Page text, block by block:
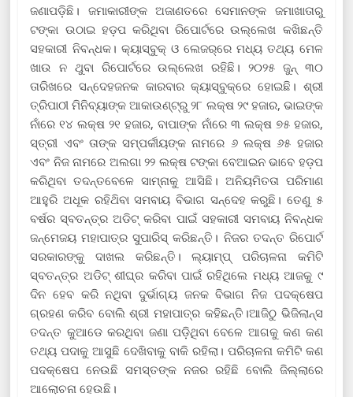
ଜଣାପଡ଼ିଛି। ଜମାକାରୀଙ୍କ ଅଜାଣତରେ ସେମାନଙ୍କ ଜମାଖାତାରୁ
ଟଙ୍କା ଉଠାଇ ହଡ଼ପ କରିଥିବା ରିପୋର୍ଟରେ ଉଲ୍ଲେଖ କଖିଛନ୍ତି
ସହକାରୀ ନିବନ୍ଧକ। କ୍ୟାସ୍‌ବୁକ୍ ଓ ଲେଜର୍‌ରେ ମଧ୍ୟ ତଥ୍ୟ ମେଳ
ଖାଉ ନ ଥୁବା ରିପୋର୍ଟରେ ଉଲ୍ଲେଖ ରହିଛି। ୨୦୨୫ ଜୁନ୍ ୩୦
ତାରିଖରେ ସନ୍ଦେହଜନକ କାରବାର କ୍ୟାସ୍‌ବୁକ୍‌ରେ ହୋଇଛି। ଶ୍ରୀ
ତ୍ରିପାଠୀ ମିନିବ୍ୟାଙ୍କ ଆକାଉଣ୍ଟ୍‌ରୁ ୨୮ ଲକ୍ଷ ୨୯ ହଜାର, ଭାଇଙ୍କ
ନାଁରେ ୧୪ ଲକ୍ଷ ୨୧ ହଜାର, ବାପାଙ୍କ ନାଁରେ ୩ ଲକ୍ଷ ୭୫ ହଜାର,
ସ୍ତ୍ରୀ ଏବଂ ତାଙ୍କ ସମ୍ପର୍କୀୟଙ୍କ ନାମରେ ୬ ଲକ୍ଷ ୬୫ ହଜାର
ଏବଂ ନିଜ ନାମରେ ଅଲଗା ୨୨ ଲକ୍ଷ ଟଙ୍କା ବେଆଇନ ଭାବେ ହଡ଼ପ
କରିଥିବା ତଦନ୍ତବେଳେ ସାମ୍ନାକୁ ଆସିଛି। ଅନିୟମିତତା ପରିମାଣ
ଆହୁରି ଅଧୂକ ରହିଥ‌ିବା ସମବାୟ ବିଭାଗ ସନ୍ଦେହ କରୁଛି। ତେଣୁ ୫
ବର୍ଷର ସ୍ବତନ୍ତ୍ର ଅଡିଟ୍ କରିବା ପାଇଁ ସ‌ହକାରୀ ସମବାୟ ନିବନ୍ଧକ
ଜନ୍ମେଜୟ ମହାପାତ୍ର ସୁପାରିସ୍ କରିଛନ୍ତି। ନିଜର ତଦନ୍ତ ରିପୋର୍ଟ
ସରକାରଙ୍କୁ ଦାଖଲ କରିଛନ୍ତି। ଲ୍ୟାମ୍ପ୍ ପରିଚାଳନା କମିଟି
ସ୍ବତନ୍ତ୍ର ଅଡିଟ୍ ଶୀଘ୍ର କରିବା ପାଇଁ ରହିଥିଲେ ମଧ୍ୟ ଆଜକୁ ୯
ଦିନ ହେବ କରି ନଥିବା ଦୁର୍ଭାଗ୍ୟ ଜନକ ବିଭାଗ ନିଜ ପଦକ୍ଷେପ
ଗ୍ରହଣ କରିବ ବୋଲି ଶ୍ରୀ ମହାପାତ୍ର କହିଛନ୍ତି।ଆଜିଠୁ ଭିଜିଲାନ୍ସ
ତଦନ୍ତ କୁଆଡେ କରଥିବା ଜଣା ପଡ଼ିଥିବା ବେଳେ ଆଗକୁ କଣ କଣ
ତଥ୍ୟ ପଦାକୁ ଆସୁଛି ଦେଖିବାକୁ ବାକି ରହିଲା। ପରିଚାଳନା କମିଟି କଣ
ପଦକ୍ଷେପ ନେଉଛି ସମସ୍ତଙ୍କ ନଜର ରହିଛି ବୋଲି ଜିଲ୍ଲାରେ
ଆଲୋଚନା ହେଉଛି।